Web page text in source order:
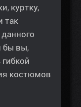
куртку,
так
бы вы,
костюмов